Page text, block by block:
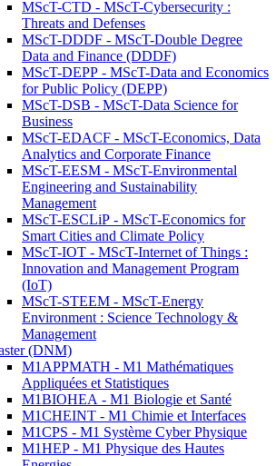
MScT-CTD - MScT-Cybersecurity :
Threats and Defenses
MScT-DDDF - MScT-Double Degree
Data and Finance (DDDF)
MScT-DEPP - MScT-Data and Economics
for Public Policy (DEPP)
MScT-DSB - MScT-Data Science for
Business
MScT-EDACF - MScT-Economics, Data
Analytics and Corporate Finance
MScT-EESM - MScT-Environmental
Engineering and Sustainability
Management
MScT-ESCLiP - MScT-Economics for
Smart Cities and Climate Policy
MScT-IOT - MScT-Internet of Things :
Innovation and Management Program
(IoT)
MScT-STEEM - MScT-Energy
Environment : Science Technology &
Management
(DNM)
M1APPMATH - M1 Mathématiques
Appliquées et Statistiques
M1BIOHEA - M1 Biologie et Santé
M1CHEINT - M1 Chimie et Interfaces
M1CPS - M1 Système Cyber Physique
M1HEP - M1 Physique des Hautes